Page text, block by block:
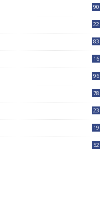
90
22
83
16
96
78
23
19
52